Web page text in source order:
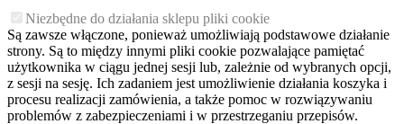
Niezbędne do działania sklepu pliki cookie
Są zawsze włączone, ponieważ umożliwiają podstawowe działanie
strony. Są to między innymi pliki cookie pozwalające pamiętać
użytkownika w ciągu jednej sesji lub, zależnie od wybranych opcji,
z sesji na sesję. Ich zadaniem jest umożliwienie działania koszyka i
procesu realizacji zamówienia, a także pomoc w rozwiązywaniu
problemów z zabezpieczeniami i w przestrzeganiu przepisów.